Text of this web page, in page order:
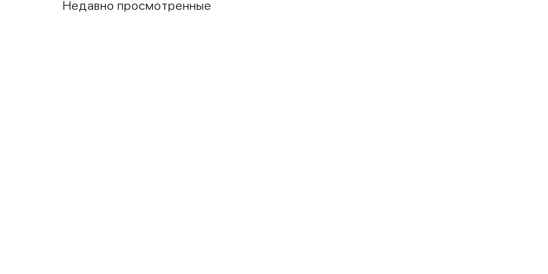
Недавно просмотренные